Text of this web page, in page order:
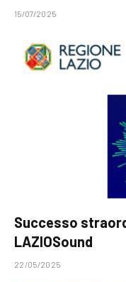
15/07/2025
Successo
LAZIOSound
22/05/2025